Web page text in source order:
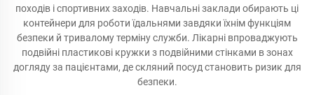
походів і спортивних заходів. Навчальні заклади обирають ці
контейнери для роботи їдальнями завдяки їхнім функціям
безпеки й тривалому терміну служби. Лікарні впроваджують
подвійні пластикові кружки з подвійними стінками в зонах
догляду за пацієнтами, де скляний посуд становить ризик для
безпеки.